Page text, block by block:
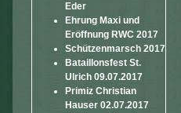
Eder
Ehrung Maxi und
Eröffnung RWC 2017
Schützenmarsch 2017
Bataillonsfest St.
Ulrich 09.07.2017
Primiz Christian
Hauser 02.07.2017